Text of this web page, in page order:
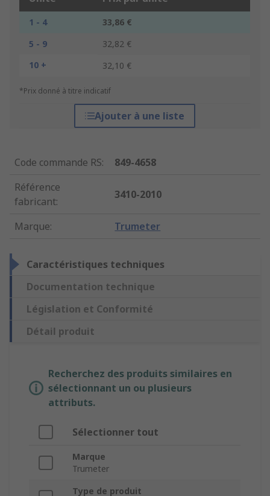
1 - 4
33,86 €
5 - 9
32,82 €
10 +
32,10 €
*Prix donné à titre indicatif
Ajouter à une liste
Code commande RS:
849-4658
Référence
fabricant:
3410-2010
Marque: Trumeter
Caractéristiques techniques
Documentation technique
Législation et Conformité
Détail produit
Recherchez des produits similaires en
sélectionnant un ou plusieurs
attributs.
Sélectionner tout
Marque
Trumeter
Type de produit